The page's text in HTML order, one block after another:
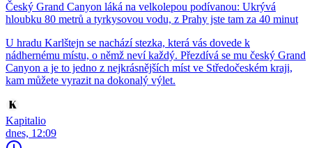
Český Grand Canyon láká na velkolepou podívanou: Ukrývá
hloubku 80 metrů a tyrkysovou vodu, z Prahy jste tam za 40 minut
U hradu Karlštejn se nachází stezka, která vás dovede k
nádhernému místu, o němž neví každý. Přezdívá se mu český Grand
Canyon a je to jedno z nejkrásnějších míst ve Středočeském kraji,
kam můžete vyrazit na dokonalý výlet.
Kapitalio
dnes, 12:09